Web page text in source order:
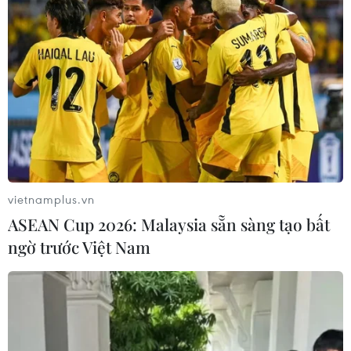
Khởi tố, tạm giam Hồ Thị Thanh Phúc,
Tổng giám đốc Công ty Nam Sài Gòn
vietnamplus.vn
ASEAN Cup 2026: Malaysia sẵn sàng tạo bất
ngờ trước Việt Nam